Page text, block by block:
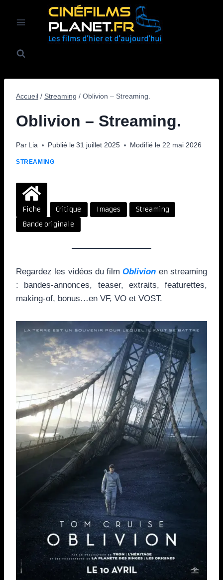
Accueil / Streaming / Oblivion – Streaming.
Oblivion – Streaming.
Par Lia Publié le 31 juillet 2025 Modifié le 22 mai 2026
STREAMING
Fiche Critique Images
Streaming
Bande originale
Regardez les vidéos du filmOblivion en streaming
: bandes-annonces, teaser, extraits, featurettes,
making-of, bonus…en VF, VO et VOST.